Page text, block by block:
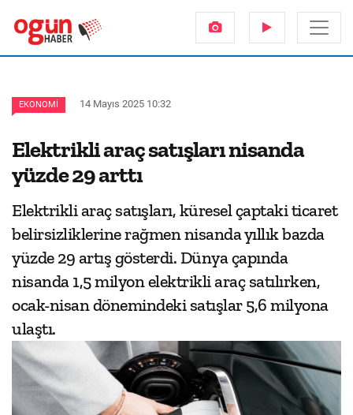
EKONOMI 14 Mayıs 2025 10:32
Elektrikli araç satışları nisanda
yüzde 29 arttı
Elektrikli araç satışları, küresel çaptaki ticaret
belirsizliklerine rağmen nisanda yıllık bazda
yüzde 29 artış gösterdi. Dünya çapında
nisanda 1,5 milyon elektrikli araç satılırken,
ocak-nisan dönemindeki satışlar 5,6 milyona
ulaştı.